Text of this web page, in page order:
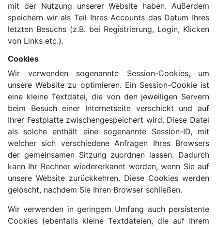
mit der Nutzung unserer Website haben. Außerdem
speichern wir als Teil Ihres Accounts das Datum Ihres
letzten Besuchs (z.B. bei Registrierung, Login, Klicken
von Links etc.).
Cookies
Wir verwenden sogenannte Session-Cookies, um
unsere Website zu optimieren. Ein Session-Cookie ist
eine kleine Textdatei, die von den jeweiligen Servern
beim Besuch einer Internetseite verschickt und auf
Ihrer Festplatte zwischengespeichert wird. Diese Datei
als solche enthält eine sogenannte Session-ID, mit
welcher sich verschiedene Anfragen Ihres Browsers
der gemeinsamen Sitzung zuordnen lassen. Dadurch
kann Ihr Rechner wiedererkannt werden, wenn Sie auf
unsere Website zurückkehren. Diese Cookies werden
gelöscht, nachdem Sie Ihren Browser schließen.
Wir verwenden in geringem Umfang auch persistente
Cookies (ebenfalls kleine Textdateien, die auf Ihrem